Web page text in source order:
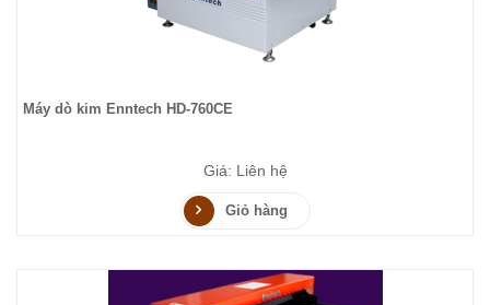
Máy dò kim Enntech HD-760CE
Giá: Liên hệ
Giỏ hàng